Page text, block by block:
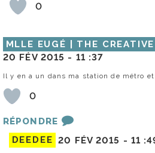
0
MLLE EUGÉ | THE
20 FÉV 2015 - 11 :37
Il y en a un dans ma station de métro
0
RÉPONDRE
DEEDEE 20 FÉV 2015 - 11